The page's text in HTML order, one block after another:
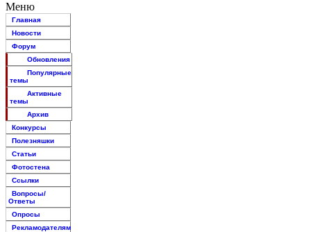
Меню
Главная
Новости
Форум
Обновления
Популярные
темы
Активные
темы
Архив
Конкурсы
Полезняшки
Статьи
Фотостена
Ссылки
Вопросы/
Ответы
Опросы
Рекламодателям